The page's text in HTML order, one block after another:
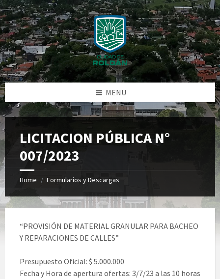
Skip
to
content
Skip
to
left
sidebar
Skip
to
right
sidebar
Skip
to
footer
MENU
LICITACION PÚBLICA N°
007/2023
Home / Formularios y Descargas
“PROVISIÓN DE MATERIAL GRANULAR PARA BACHEO
Y REPARACIONES DE CALLES”
Presupuesto Oficial: $ 5.000.000
Fecha y Hora de apertura ofertas: 3/7/23 a las 10 horas